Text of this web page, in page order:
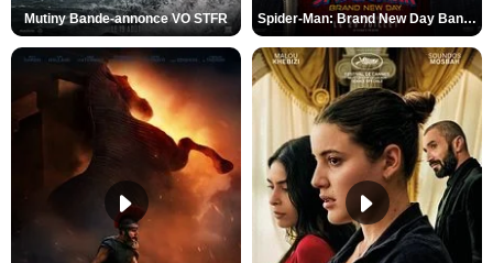
Mutiny Bande-annonce VO STFR Spider-Man: Brand New Day Bande-annonce VO STFR